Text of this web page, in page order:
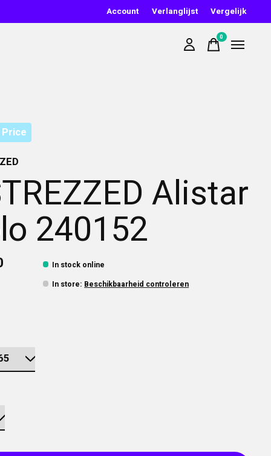
Account Verlanglijst Vergelijk
0items
Alistar
240152
In stock online
In store: Beschikbaarheid controleren